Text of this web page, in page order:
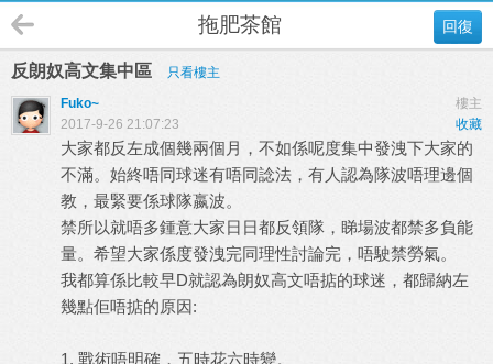
回復
拖肥茶館
反朗奴高文集中區
只看樓主
樓主
Fuko~
收藏
2017-9-26 21:07:23
大家都反左成個幾兩個月，不如係呢度集中發洩下大家的
不滿。始終唔同球迷有唔同諗法，有人認為隊波唔理邊個
教，最緊要係球隊嬴波。
禁所以就唔多鍾意大家日日都反領隊，睇場波都禁多負能
量。希望大家係度發洩完同理性討論完，唔駛禁勞氣。
我都算係比較早D就認為朗奴高文唔掂的球迷，都歸納左
幾點佢唔掂的原因:
1. 戰術唔明確，五時花六時變。